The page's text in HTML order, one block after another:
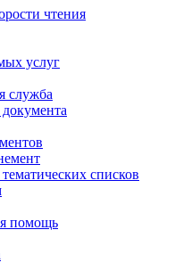
чтения
услуг
служба
списков
помощь